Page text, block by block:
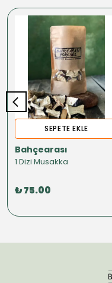
SEPETE EKLE
Bahçearası
1 Dizi Musakka
₺ 75.00